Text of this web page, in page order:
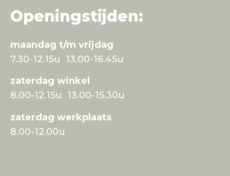
Openingstijden:
maandag t/m vrijdag
7.30-12.15u 13.00-16.45u
zaterdag winkel
8.00-12.15u 13.00-15.30u
zaterdag werkplaats
8.00-12.00u